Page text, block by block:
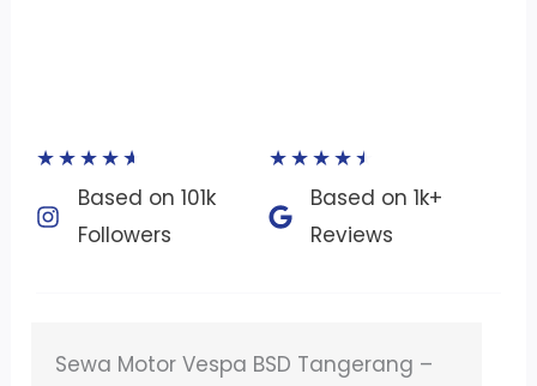
★★★★★
Based on 101k
Followers​
★★★★★
Based on 1k+
Reviews​
Sewa Motor Listrik di BSD Tangerang –